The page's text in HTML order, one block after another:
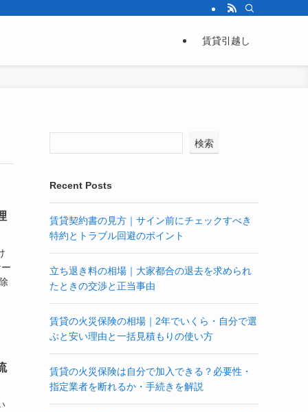
前に読むべき情報をまとめた賃貸情報サイト。
賃貸引越し
検索
Recent Posts
賃貸契約書の見方｜サイン前にチェックすべき
特約とトラブル回避のポイント
立ち退き料の相場｜大家都合の退去を求められ
たときの交渉と正当事由
賃貸の火災保険の相場｜2年でいくら・自分で選
ぶと安い理由と一括見積もりの使い方
賃貸の火災保険は自分で加入できる？必要性・
指定業者を断れるか・手続きを解説